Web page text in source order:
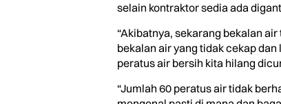
selain kontraktor sedia ada
“Akibatnya, sekarang bekalan
bekalan air yang tidak cekap
peratus air bersih kita hilang
“Jumlah 60 peratus air tidak